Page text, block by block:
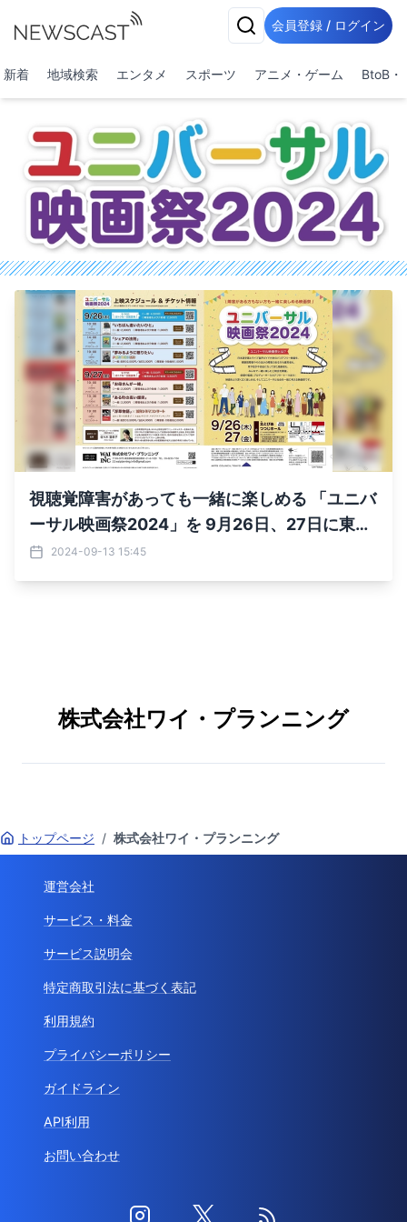
会員登録 / ログイン
新着 地域検索 エンタメ スポーツ アニメ・ゲーム BtoB・
視聴覚障害があっても一緒に楽しめる 「ユニバ
ーサル映画祭2024」を 9月26日、27日に東京
都北区で開催
2024-09-13 15:45
株式会社ワイ・プランニング
トップページ / 株式会社ワイ・プランニング
運営会社
サービス・料金
サービス説明会
特定商取引法に基づく表記
利用規約
プライバシーポリシー
ガイドライン
API利用
お問い合わせ